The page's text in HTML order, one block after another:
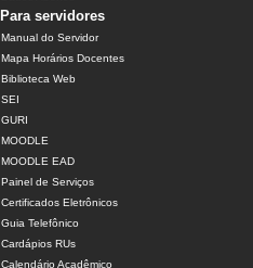
Para servidores
Manual do Servidor
Mapa Horários Docentes
Biblioteca Web
SEI
GURI
MOODLE
MOODLE EAD
Painel de Serviços
Certificados Eletrônicos
Guia Telefônico
Cardápios RUs
Calendário Acadêmico